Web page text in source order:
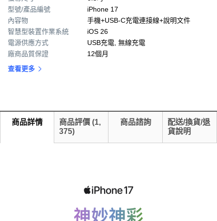
型號/產品編號
iPhone 17
內容物
手機+USB-C充電連接線+說明文件
智慧型裝置作業系統
iOS 26
電源供應方式
USB充電, 無線充電
廠商品質保證
12個月
查看更多
商品詳情 商品評價 (1,
375)
商品諮詢
配送/換貨/退
貨說明